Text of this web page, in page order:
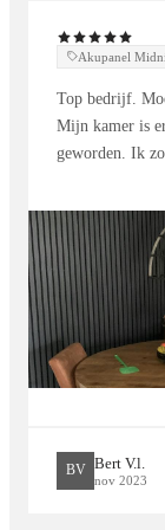
Geluidsgolven
akoestiek. Onze
geluidsgolven
verminderen.
Voordelen:
• Meer rust en
• Minder galm
• Verbeterde
• Aangenamere
Perfect geschikt
Akupanel
Top bedrijf.
Mijn kamer is
geworden. Ik
BV Bert V.l.
nov 2023